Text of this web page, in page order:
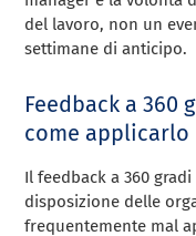
del lavoro, non un
settimane di anticipo.
Feedback a 360
come applicarlo
Il feedback a 360
disposizione delle
frequentemente mal